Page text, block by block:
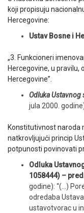
koji propisuju
Hercegovine:
Ustav Bosne i
„3. Funkcioneri
Hercegovine, u pravilu,
Hercegovine”.
Odluka
jula 2000.
Konstitutivnost naroda
natkrovljujući princip
potpunosti povinovati
Odluka
1058444) –
godine): “(…)
odredaba
ustavotvorac u